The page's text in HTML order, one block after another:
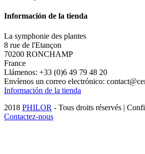
Información de la tienda
La symphonie des plantes
8 rue de l'Etançon
70200 RONCHAMP
France
Llámenos: +33 (0)6 49 79 48 20
Envíenos un correo electrónico:
Información de la tienda
2018 PHILOR - Tous droits réservés |
Contactez-nous